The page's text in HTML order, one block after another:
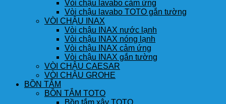
Vòi chậu lavabo cảm ứng
Vòi chậu lavabo TOTO gắn tường
VÒI CHẬU INAX
Vòi chậu INAX nước lạnh
Vòi chậu INAX nóng lạnh
Vòi chậu INAX cảm ứng
Vòi chậu INAX gắn tường
VÒI CHẬU CAESAR
VÒI CHẬU GROHE
BỒN TẮM
BỒN TẮM TOTO